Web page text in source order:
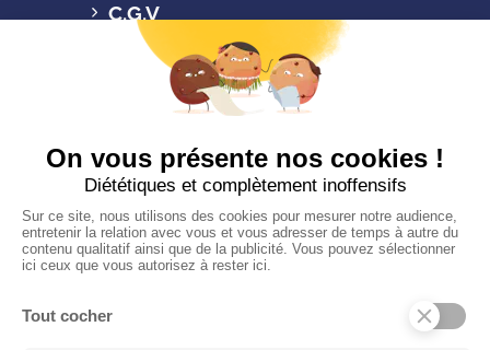
C.G.V
Suivez-nous
CONTACTEZ-NOUS